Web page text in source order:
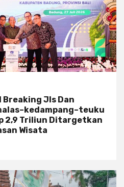
Breaking Jls Dan
2,9 Triliun Ditargetkan
Wisata